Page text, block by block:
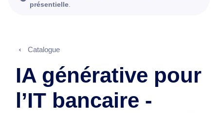
présentielle
Catalogue
IA générative pour
l’IT bancaire -